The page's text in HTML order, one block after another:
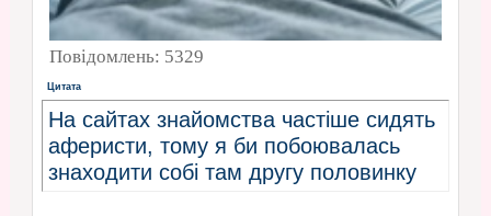
Повідомлень: 5329
Цитата
На сайтах знайомства частіше сидять
аферисти, тому я би побоювалась
знаходити собі там другу половинку